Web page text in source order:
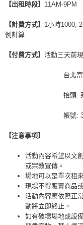
【出租時段】 11AM-9PM
【計費方式】 1小時1000,
例計算
【付費方式】 活動三天前
台北富邦銀行-
抬頭: 茱莉安留
帳號:
【注意事項】
活動內容希望以文
或宗教宣傳。
場地可以是單次租
現場不得販賣商品
活動內容應依照正
動將立即終止。
如有破壞場地或設